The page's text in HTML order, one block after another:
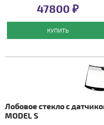
47800 ₽
КУПИТЬ
Лобовое стекло с
MODEL S